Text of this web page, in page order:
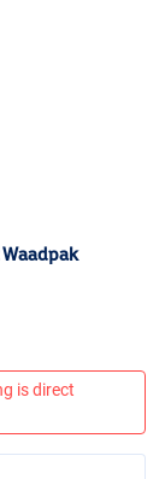
is direct